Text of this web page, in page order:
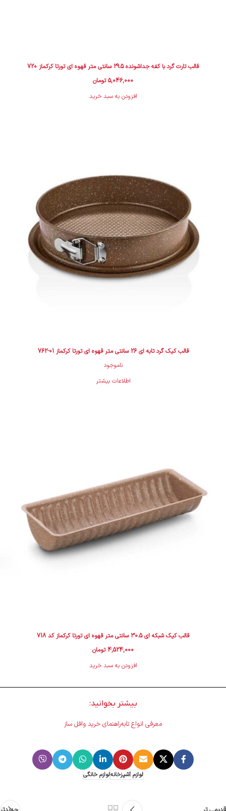
ﻗﺎﻟﺐ تارت ﮔﺮد با کفه جداشونده 29.5 سانتی متر قهوه ای تورتا کرکماز 720
5,046,000 تومان
افزودن به سبد خرید
قالب کیک گرد تابه ای 26 سانتی متر قهوه ای تورتا کرکماز 01-762
ناموجود
اطلاعات بیشتر
ﻗﺎﻟﺐ ﮐﯿﮏ شبکه ای 30.5 سانتی متر قهوه ای تورتا کرکماز کد 718
4,524,000 تومان
افزودن به سبد خرید
بیشتر بخوانید:
معرفی انواع تابهراهنمای خرید وافل ساز
لوازم آشپزخانهلوازم خانگی